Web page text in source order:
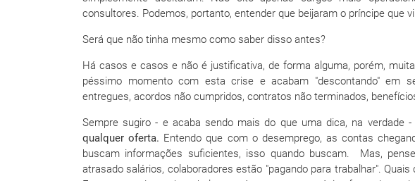
consultores. Podemos, portanto, entender que beijaram o príncipe que
Será que não tinha mesmo como saber disso antes?
Há casos e casos e não é justificativa, de forma alguma, porém,
péssimo momento com esta crise e acabam "descontando" em
entregues, acordos não cumpridos, contratos não terminados,
Sempre sugiro - e acaba sendo mais do que uma dica, na verdade -
qualquer oferta. Entendo que com o desemprego, as contas
buscam informações suficientes, isso quando buscam. Mas,
atrasado salários, colaboradores estão "pagando para trabalhar".